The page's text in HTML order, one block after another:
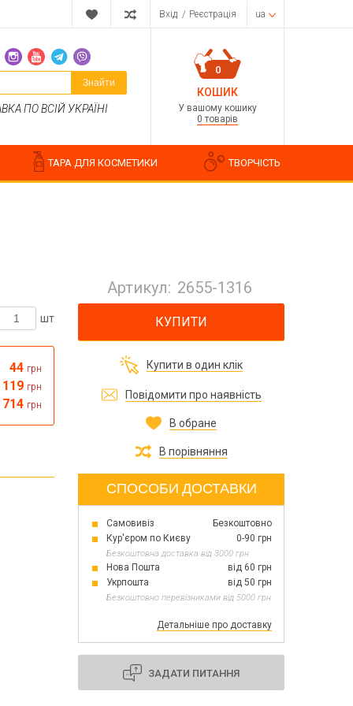
Вхід / Реєстрація ua
Знайти
ПО ВСІЙ УКРАЇНІ
0
КОШИК
У вашому кошику
0 товарів
Косметичні ароматизатори
Ароматизатори харчові
Все для виготовлення парфумів
Все для аромасаше та аромадифузорів
Тара косметична опт
Масло для мила оптом
Основи для скрабу
Трави для мила
Глина косметична
Новий рік, Різдво
1 жовтня День захисників та захисниць
України
ТАРА ДЛЯ КОСМЕТИКИ ТВОРЧІСТЬ
шт
44 грн
119 грн
714 грн
Артикул: 2655-1316
КУПИТИ
Купити в один клік
Повідомити про наявність
В обране
В порівняння
СПОСОБИ ДОСТАВКИ
Самовивіз
Безкоштовно
Кур'єром по Києву
0-90 грн
Безкоштовна доставка від 3000 грн
Нова Пошта
від 60 грн
Укрпошта
від 50 грн
Безкоштовно перевізниками від 5000 грн
Детальніше про доставку
ЗАДАТИ ПИТАННЯ